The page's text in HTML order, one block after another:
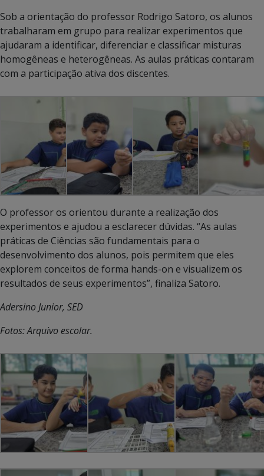
Sob a orientação do professor Rodrigo Satoro, os alunos
trabalharam em grupo para realizar experimentos que
ajudaram a identificar, diferenciar e classificar misturas
homogêneas e heterogêneas. As aulas práticas contaram
com a participação ativa dos discentes.
O professor os orientou durante a realização dos
experimentos e ajudou a esclarecer dúvidas. “As aulas
práticas de Ciências são fundamentais para o
desenvolvimento dos alunos, pois permitem que eles
explorem conceitos de forma hands-on e visualizem os
resultados de seus experimentos”, finaliza Satoro.
Adersino Junior, SED
Fotos: Arquivo escolar.